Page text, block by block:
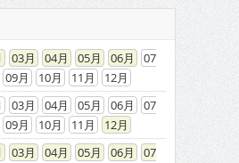
03 04 05 06
07
09 10 11
12
03 04 05 06
07
09 10 11
12
03 04 05 06
07